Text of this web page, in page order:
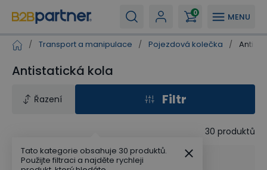
MENU
0
/ Transport a manipulace / Pojezdová kolečka /
Antistatická kola
Řazení Filtr
30 produktů
Tato kategorie obsahuje 30 produktů.
Použijte filtraci a najděte rychleji